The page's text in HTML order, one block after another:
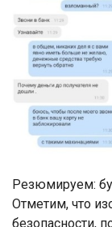
Резюмируем:
Отметим, что
безопасности,